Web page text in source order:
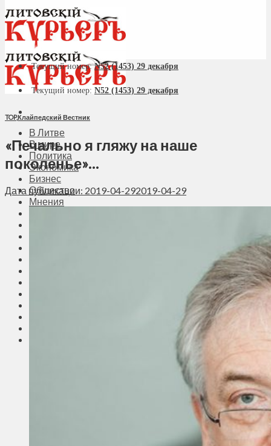
В Литве
В мире
Политика
Экономика
Бизнес
Общество
Мнения
Текущий номер:N52 (1453) 29 декабря
Текущий номер: N52 (1453) 29 декабря
TOP,Клайпедский Вестник
«Печально я гляжу на наше
поколенье»…
Дата публикации: 2019-04-292019-04-29